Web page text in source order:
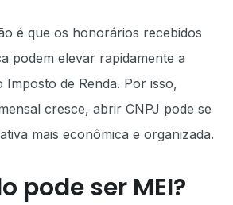
é que os honorários recebidos
podem elevar rapidamente a
Imposto de Renda. Por isso,
cresce, abrir CNPJ pode se
mais econômica e organizada.
pode ser MEI?